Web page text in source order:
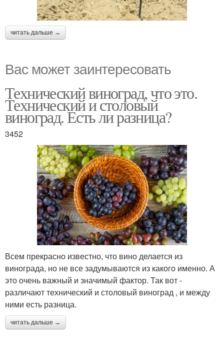
читать дальше →
Вас может заинтересовать
Технический виноград, что это.
Технический и столовый
виноград. Есть ли разница?
3452
Всем прекрасно известно, что вино делается из
винограда, но не все задумываются из какого именно. А
это очень важный и значимый фактор. Так вот -
различают технический и столовый виноград , и между
ними есть разница.
читать дальше →